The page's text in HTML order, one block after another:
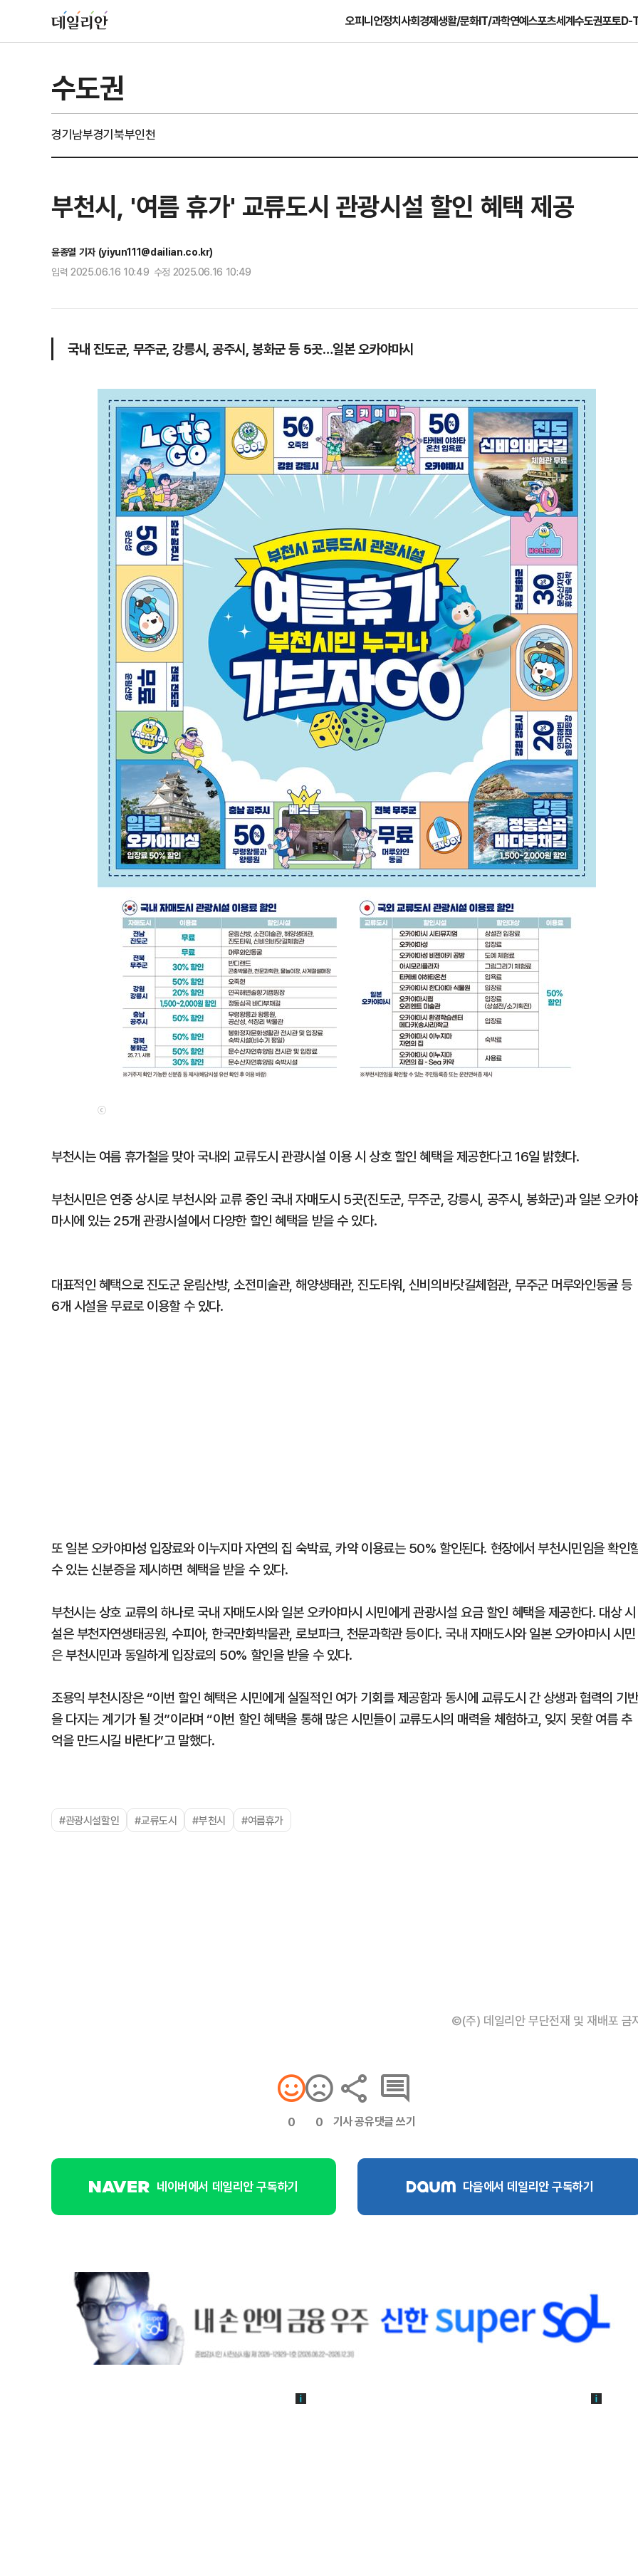
오피니언정치사회경제생활/문화IT/과학연예스포츠세계수도권포토D-
수도권
경기남부경기북부인천
부천시, '여름 휴가' 교류도시 관광시설 할인 혜택 제공
윤종열 기자 (yiyun111@dailian.co.kr)
입력 2025.06.16 10:49 수정 2025.06.16 10:49
국내 진도군, 무주군, 강릉시, 공주시, 봉화군 등 5곳…일본 오카야마시
ⓒ
부천시는 여름 휴가철을 맞아 국내외 교류도시 관광시설 이용 시 상호 할인 혜택을 제공한다고 16일 밝혔다.
부천시민은 연중 상시로 부천시와 교류 중인 국내 자매도시 5곳(진도군, 무주군, 강릉시, 공주시, 봉화군)과 일본 오카야
마시에 있는 25개 관광시설에서 다양한 할인 혜택을 받을 수 있다.
대표적인 혜택으로 진도군 운림산방, 소전미술관, 해양생태관, 진도타워, 신비의바닷길체험관, 무주군 머루와인동굴 등
6개 시설을 무료로 이용할 수 있다.
또 일본 오카야마성 입장료와 이누지마 자연의 집 숙박료, 카약 이용료는 50% 할인된다. 현장에서 부천시민임을 확인
수 있는 신분증을 제시하면 혜택을 받을 수 있다.
부천시는 상호 교류의 하나로 국내 자매도시와 일본 오카야마시 시민에게 관광시설 요금 할인 혜택을 제공한다. 대상 시
설은 부천자연생태공원, 수피아, 한국만화박물관, 로보파크, 천문과학관 등이다. 국내 자매도시와 일본 오카야마시 시민
은 부천시민과 동일하게 입장료의 50% 할인을 받을 수 있다.
조용익 부천시장은 “이번 할인 혜택은 시민에게 실질적인 여가 기회를 제공함과 동시에 교류도시 간 상생과 협력의 기반
을 다지는 계기가 될 것”이라며 “이번 할인 혜택을 통해 많은 시민들이 교류도시의 매력을 체험하고, 잊지 못할 여름 추
억을 만드시길 바란다”고 말했다.
#관광시설할인 #교류도시 #부천시 #여름휴가
©(주) 데일리안 무단전재 및 재배포 금
0 0 기사 공유댓글 쓰기
네이버에서 데일리안 구독하기 다음에서 데일리안 구독하기
1
[속보] '길이 1.5m' 안동 물놀
이 출몰…한때 시민 대피 소동
2
"편해서 매일 신었는데"...전문
'크록스'의 숨은 위험
3
송영길·김민석, '조희대 탄핵'
법사위원들 "즉시 대법관 제
박지원이 본 호남 당심…"李대
함께한 김민석에 갈 것"
5
SK하이닉스, 주당 375원 분
가 주주환원책 3분기 발표